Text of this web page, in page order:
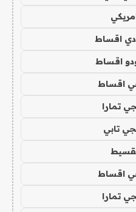
اقساط
اقساط
اقساط
تمارا
تابي
اقساط
تمارا